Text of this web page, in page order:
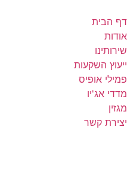
דף הבית
אודות
שירותינו
ייעוץ השקעות
פמילי אופיס
מדדי אג'יו
מגזין
יצירת קשר